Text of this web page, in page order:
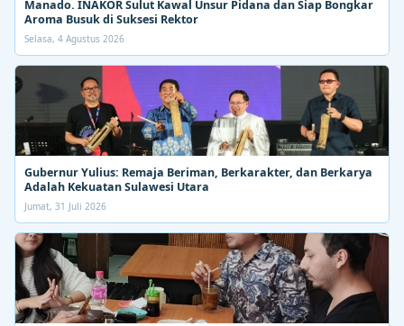
Manado. INAKOR Sulut Kawal Unsur Pidana dan Siap Bongkar
Aroma Busuk di Suksesi Rektor
Selasa, 4 Agustus 2026
Gubernur Yulius: Remaja Beriman, Berkarakter, dan Berkarya
Adalah Kekuatan Sulawesi Utara
Jumat, 31 Juli 2026